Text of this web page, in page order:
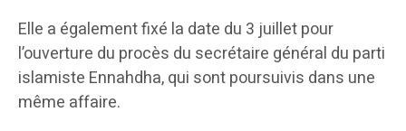
Elle a également fixé la date du 3 juillet pour
l’ouverture du procès du secrétaire général du parti
islamiste Ennahdha, qui sont poursuivis dans une
même affaire.